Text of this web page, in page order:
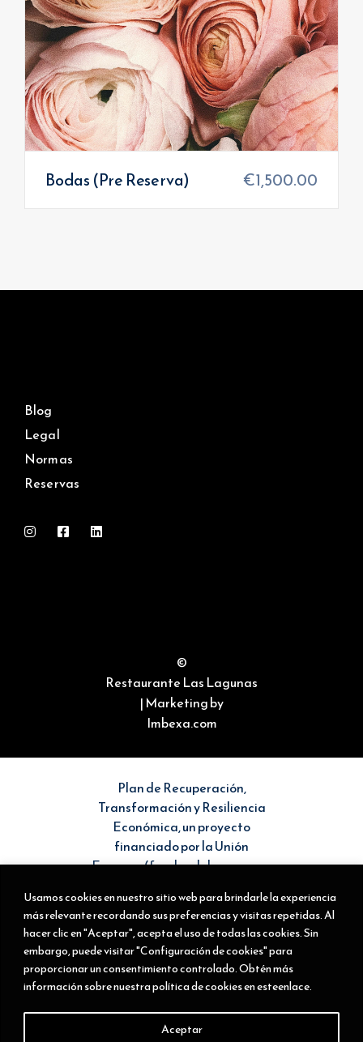
Usamos cookies en nuestro sitio web para brindarle la experiencia
más relevante recordando sus preferencias y visitas repetidas. Al
hacer clic en "Aceptar", acepta el uso de todas las cookies. Sin
embargo, puede visitar "Configuración de cookies" para
proporcionar un consentimiento controlado. Obtén más
información sobre nuestra política de cookies en esteenlace.
Aceptar
Bodas (Pre Reserva) €1,500.00
Blog
Legal
Normas
Reservas
©
Restaurante Las Lagunas
| Marketing by
Imbexa.com
Plan de Recuperación,
Transformación y Resiliencia
Económica, un proyecto
financiado por la Unión
Europea (fondos del programa
embargo, los puntos de vista y
las opiniones expresadas son
únicamente los del autor o
autores y no reflejan
necesariamente los de la Unión
Ni la Unión Europea ni la